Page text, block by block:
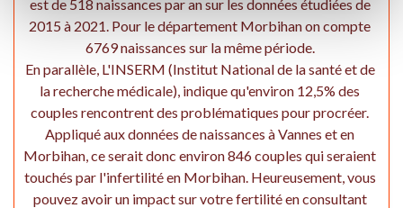
est de 518 naissances par an sur les données étudiées de
2015 à 2021. Pour le département Morbihan on compte
6769 naissances sur la même période.
En parallèle, L'INSERM (Institut National de la santé et de
la recherche médicale), indique qu'environ 12,5% des
couples rencontrent des problématiques pour procréer.
Appliqué aux données de naissances à Vannes et en
Morbihan, ce serait donc environ 846 couples qui seraient
touchés par l'infertilité en Morbihan. Heureusement, vous
pouvez avoir un impact sur votre fertilité en consultant